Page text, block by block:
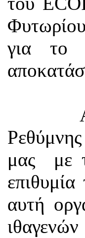
για το
Από
μας με
αυτή